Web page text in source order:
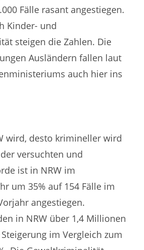
Fälle rasant angestiegen.
Kinder- und
steigen die Zahlen. Die
Ausländern fallen laut
auch hier ins
wird, desto krimineller wird
versuchten und
ist in NRW im
um 35% auf 154 Fälle im
angestiegen.
in NRW über 1,4 Millionen
im Vergleich zum